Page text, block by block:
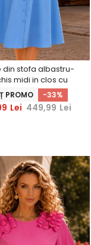
din stofa albastru-
midi in clos cu
tip curea si
false - StarShinerS
PROMO -33%
Lei 449,99 Lei